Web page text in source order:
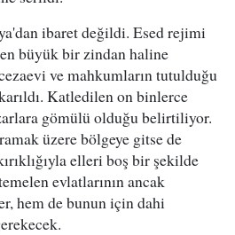
ibaret değildi. Esed rejimi
büyük bir zindan haline
ve mahkumların tutulduğu
Katledilen on binlerce
gömülü olduğu belirtiliyor.
üzere bölgeye gitse de
elleri boş bir şekilde
evlatlarının ancak
hem de bunun için dahi